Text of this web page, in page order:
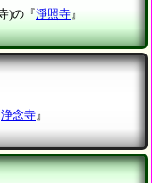
)の『淨照寺』
浄念寺 』